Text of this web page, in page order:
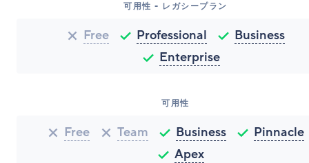
可用性 - レガシープラン
Free Professional
Business
Enterprise
可用性
Free Team Business
Pinnacle
Apex